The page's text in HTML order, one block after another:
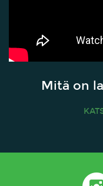
Mitä on